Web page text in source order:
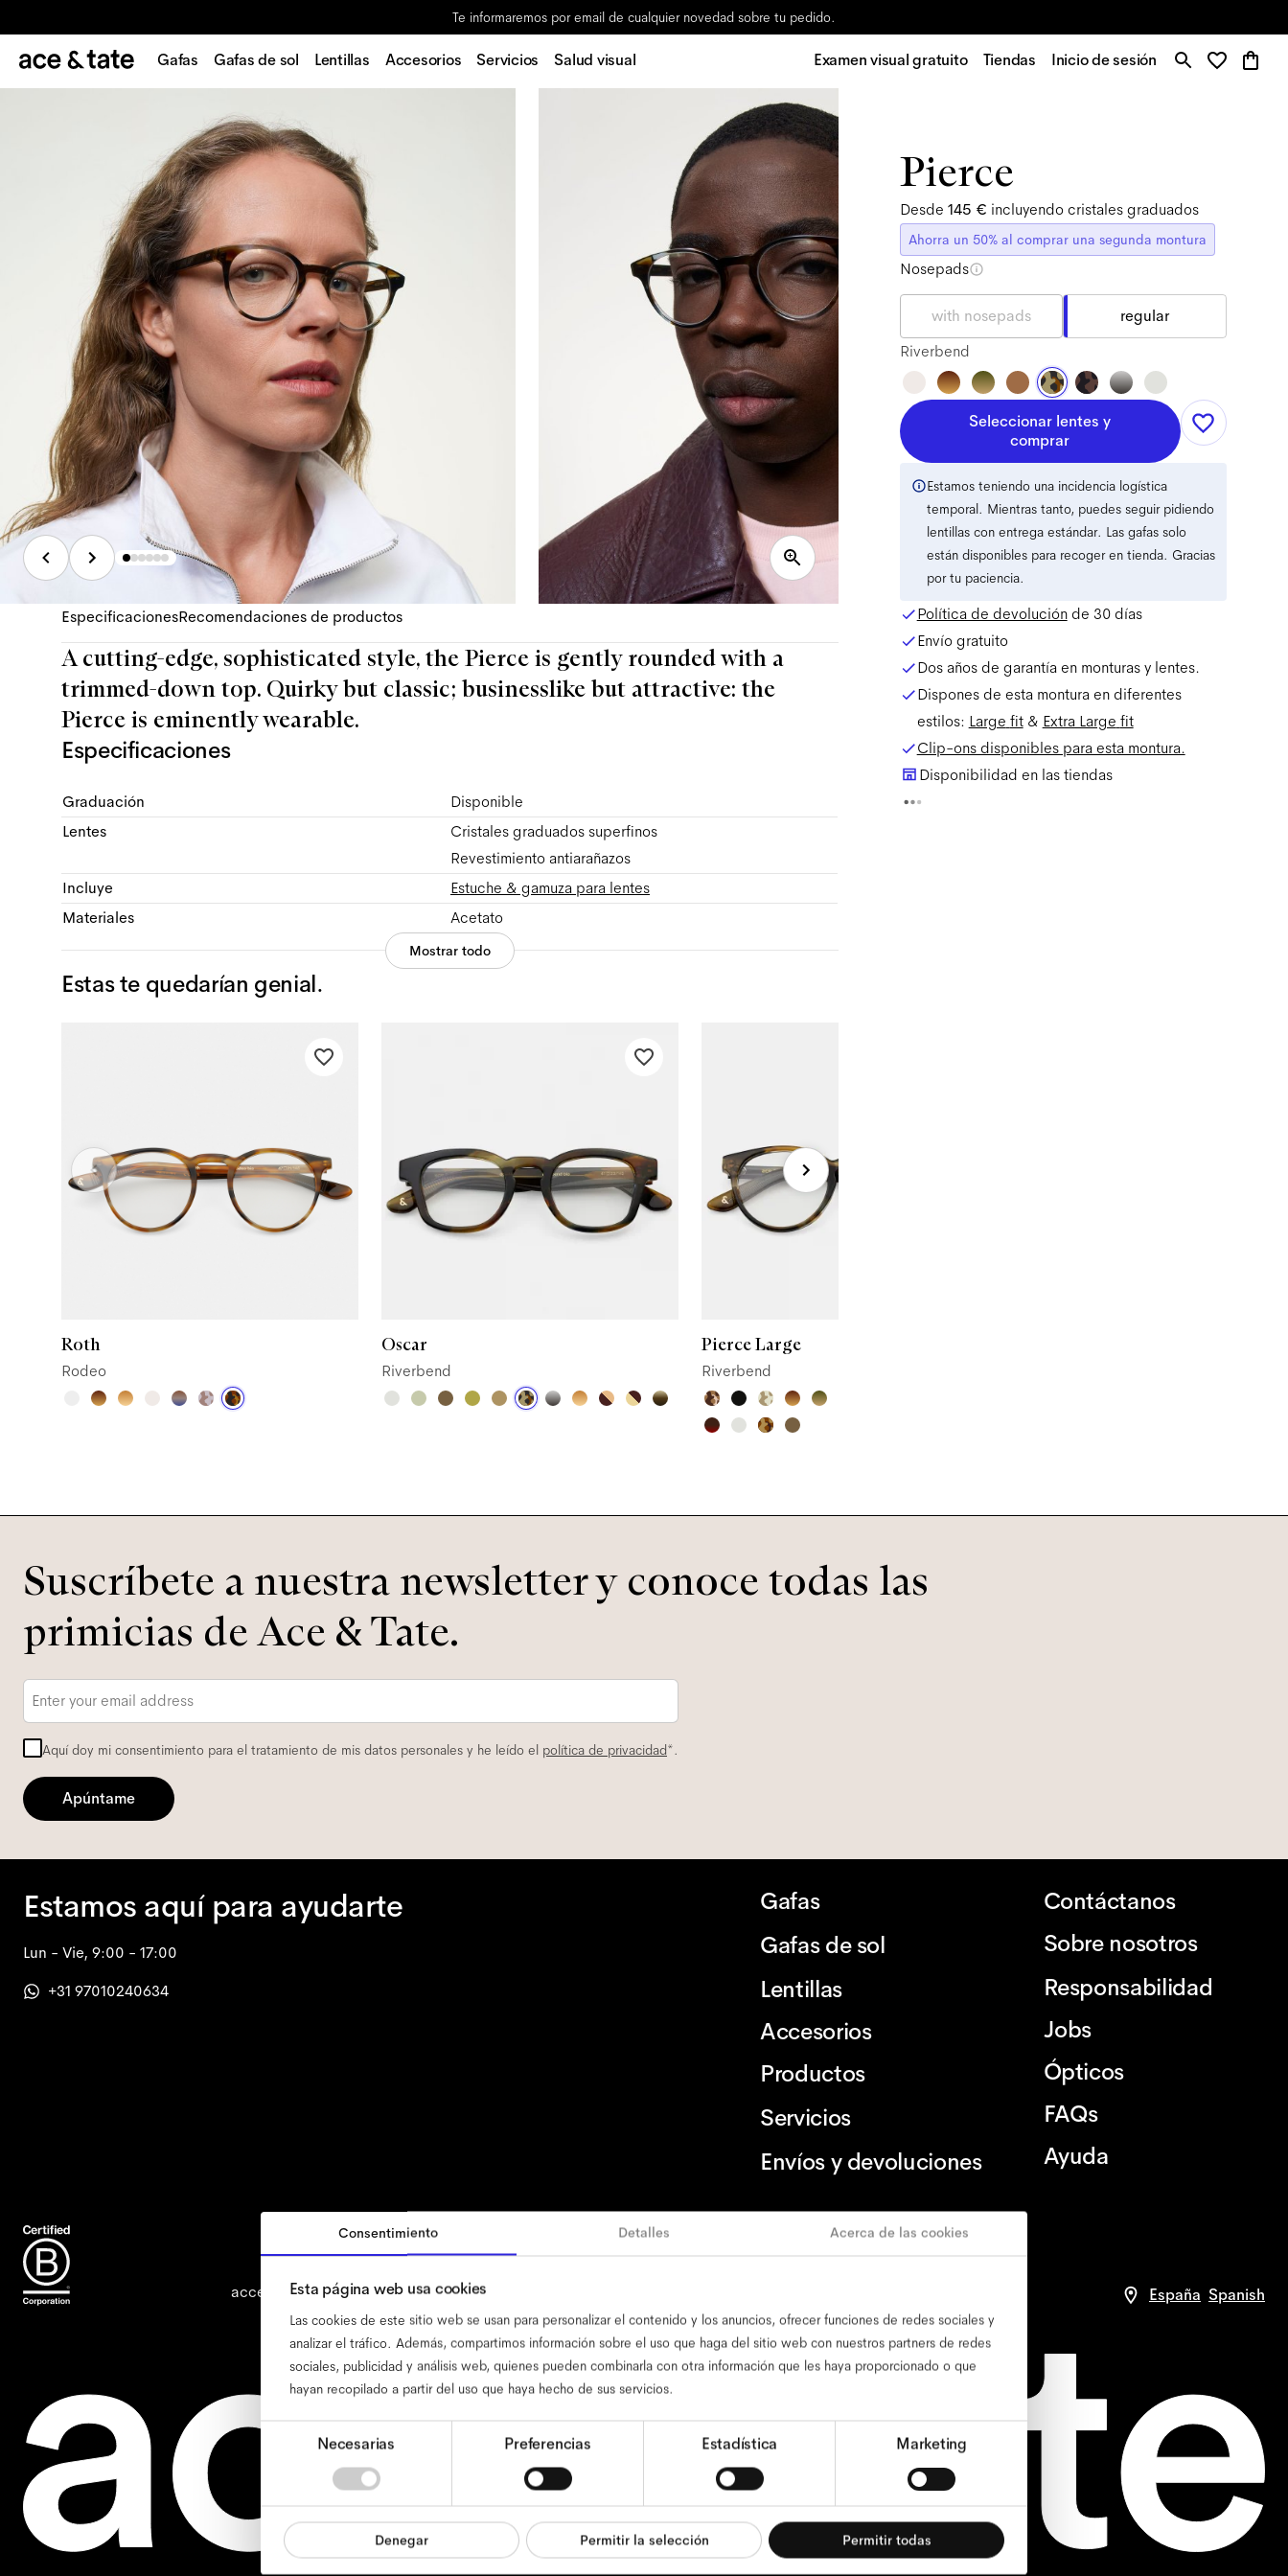
Consentimiento Detalles Acerca de las cookies
Esta página web usa cookies
Las cookies de este sitio web se usan para personalizar el contenido y los anuncios, ofrecer funciones de redes sociales y
analizar el tráfico. Además, compartimos información sobre el uso que haga del sitio web con nuestros partners de redes
sociales, publicidad y análisis web, quienes pueden combinarla con otra información que les haya proporcionado o que
hayan recopilado a partir del uso que haya hecho de sus servicios.
Selección
consentimiento
Necesarias Preferencias Estadística Marketing
Denegar Permitir la selección Permitir todas
Te informaremos por email de cualquier novedad sobre tu pedido.
Gafas Gafas de sol Lentillas Accesorios Servicios Salud visual Examen visual gratuito Tiendas Inicio de sesión
EspecificacionesRecomendaciones de productos
A cutting-edge, sophisticated style, the Pierce is gently rounded with a
trimmed-down top. Quirky but classic; businesslike but attractive: the
Pierce is eminently wearable.
Especificaciones
Graduación
Disponible
Lentes
Cristales graduados superfinos
Revestimiento antiarañazos
Incluye
Estuche & gamuza para lentes
Materiales
Acetato
Mostrar todo
Estas te quedarían genial.
Roth
Rodeo
Oscar
Riverbend
Pierce Large
Riverbend
Pierce
Desde 145 € incluyendo cristales graduados
Ahorra un 50% al comprar una segunda montura
Nosepads
with nosepads
regular
Riverbend
Seleccionar lentes y
comprar
Estamos teniendo una incidencia logística
temporal. Mientras tanto, puedes seguir pidiendo
lentillas con entrega estándar. Las gafas solo
están disponibles para recoger en tienda. Gracias
por tu paciencia.
Política de devoluciónde 30 días
Envío gratuito
Dos años de garantía en monturas y lentes.
Dispones de esta montura en diferentes
estilos: Large fit& Extra Large fit
Clip-ons disponibles para esta montura.
Disponibilidad en las tiendas
Suscríbete a nuestra newsletter y conoce todas las
primicias de Ace & Tate.
electrónico
Aquí doy mi consentimiento para el tratamiento de mis datos personales y he leído el política de privacidad*.
Apúntame
Estamos aquí para ayudarte
Lun - Vie, 9:00 - 17:00
+31 97010240634
Gafas
Gafas de sol
Lentillas
Accesorios
Productos
Servicios
Envíos y devoluciones
Contáctanos
Sobre nosotros
Responsabilidad
Jobs
Ópticos
FAQs
Ayuda
accesibilidadnuestra política de cookies España Spanish